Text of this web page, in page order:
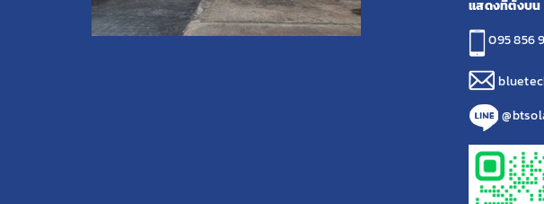
แสดงที่ตั้งบน
095 856